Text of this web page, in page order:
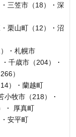
三笠市（18）・深
栗山町（12）・沼
・札幌市
千歳市（204）・
）
）・蘭越町
小牧市（218）・
・ 厚真町
安平町